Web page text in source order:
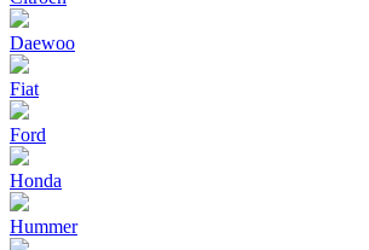
Daewoo
Fiat
Ford
Honda
Hummer